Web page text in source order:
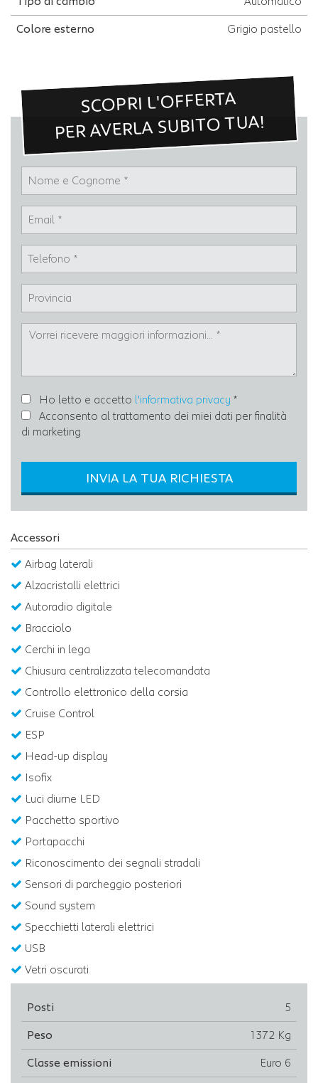
Colore esterno Grigio pastello
SCOPRI L'OFFERTA
PER AVERLA SUBITO TUA!
Ho letto e accetto l'informativa privacy *
Acconsento al trattamento dei miei dati per finalità
di marketing
INVIA LA TUA RICHIESTA
Accessori
Airbag laterali
Alzacristalli elettrici
Autoradio digitale
Bracciolo
Cerchi in lega
Chiusura centralizzata telecomandata
Controllo elettronico della corsia
Cruise Control
ESP
Head-up display
Isofix
Luci diurne LED
Pacchetto sportivo
Portapacchi
Riconoscimento dei segnali stradali
Sensori di parcheggio posteriori
Sound system
Specchietti laterali elettrici
USB
Vetri oscurati
Posti 5
Peso 1372 Kg
Classe emissioni Euro 6